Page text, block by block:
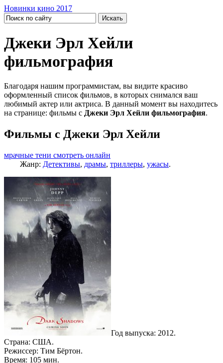
Новинки кино 2017
Джеки Эрл Хейли
фильмография
Благодаря нашим программистам, вы видите красиво
оформленный список фильмов, в которых снимался ваш
любимый актер или актриса. В данный момент вы находитесь
на странице: фильмы с Джеки Эрл Хейли фильмография.
Фильмы с Джеки Эрл Хейли
мрачные тени смотреть онлайн
Жанр: Детективы, драмы, триллеры, ужасы.
Год выпуска: 2012.
Страна: США.
Режиссер: Тим Бёртон.
Время: 105 мин.